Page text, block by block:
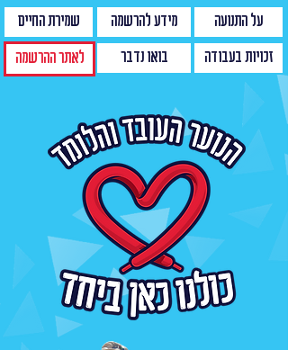
על התנועה
בואו נדבר
לאתר ההרשמה זכויות בעבודה
שמירת החיים מידע להרשמה